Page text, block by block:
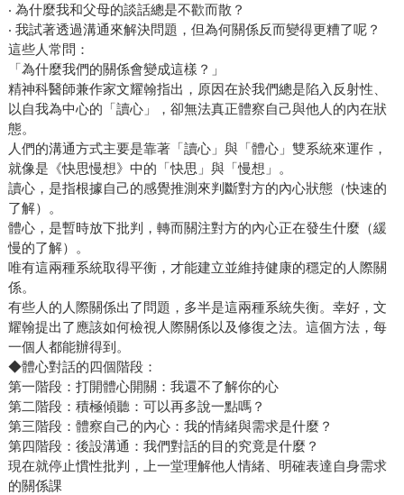
‧ 為什麼我和父母的談話總是不歡而散？
‧ 我試著透過溝通來解決問題，但為何關係反而變得更糟了呢？
這些人常問：
「為什麼我們的關係會變成這樣？」
精神科醫師兼作家文耀翰指出，原因在於我們總是陷入反射性、
以自我為中心的「讀心」，卻無法真正體察自己與他人的內在狀
態。
人們的溝通方式主要是靠著「讀心」與「體心」雙系統來運作，
就像是《快思慢想》中的「快思」與「慢想」。
讀心，是指根據自己的感覺推測來判斷對方的內心狀態（快速的
了解）。
體心，是暫時放下批判，轉而關注對方的內心正在發生什麼（緩
慢的了解）。
唯有這兩種系統取得平衡，才能建立並維持健康的穩定的人際關
係。
有些人的人際關係出了問題，多半是這兩種系統失衡。幸好，文
耀翰提出了應該如何檢視人際關係以及修復之法。這個方法，每
一個人都能辦得到。
◆體心對話的四個階段：
第一階段：打開體心開關：我還不了解你的心
第二階段：積極傾聽：可以再多說一點嗎？
第三階段：體察自己的內心：我的情緒與需求是什麼？
第四階段：後設溝通：我們對話的目的究竟是什麼？
現在就停止慣性批判，上一堂理解他人情緒、明確表達自身需求
的關係課